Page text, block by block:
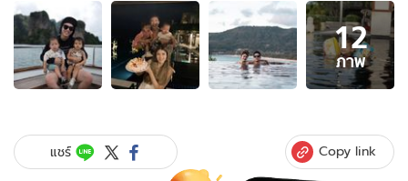
อัลบั้ม
ภาพ
12
ภาพ
ของ
"ป๊อก
ภัสสร
12
ภาพ
แชร์ Copy link